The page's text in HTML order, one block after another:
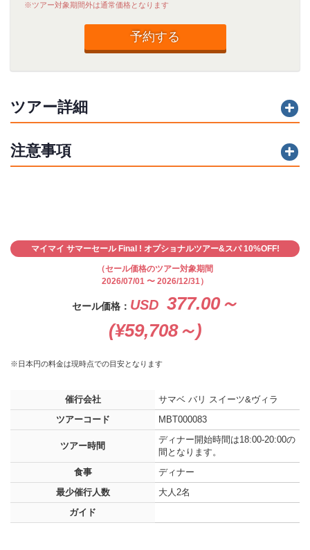
※ツアー対象期間外は通常価格となります
予約する
ツアー詳細
注意事項
マイマイ サマーセール Final ! オプショナルツアー&スパ 10%OFF!
（セール価格のツアー対象期間
2026/07/01 〜 2026/12/31）
セール価格： USD 377.00～
(¥59,708～)
※日本円の料金は現時点での目安となります
催行会社 サマベ バリ スイーツ&ヴィラ
ツアーコード MBT000083
ツアー時間
ディナー開始時間は18:00-20:00の
間となります。
食事 ディナー
最少催行人数 大人2名
ガイド